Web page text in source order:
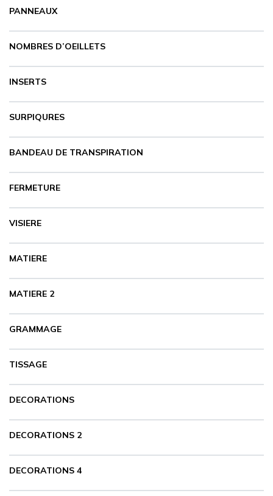
CATALOGUES & TARIFS
MARQUES & CERTIFICATS
TECHNIQUES MARQUAGE
CONTACT
PANNEAUX
NOMBRES D’OEILLETS
INSERTS
SURPIQURES
BANDEAU DE TRANSPIRATION
FERMETURE
VISIERE
MATIERE
MATIERE 2
GRAMMAGE
TISSAGE
DECORATIONS
DECORATIONS 2
DECORATIONS 4